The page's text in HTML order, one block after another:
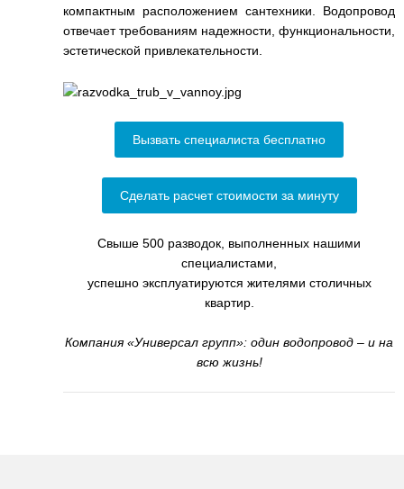
компактным расположением сантехники. Водопровод
отвечает требованиям надежности, функциональности,
эстетической привлекательности.
Вызвать специалиста бесплатно
Сделать расчет стоимости за минуту
Свыше 500 разводок, выполненных нашими
специалистами,
успешно эксплуатируются жителями столичных
квартир.
Компания «Универсал групп»: один водопровод – и на
всю жизнь!